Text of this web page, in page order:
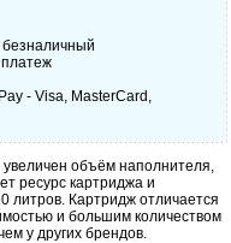
- Visa, MasterCard,
объём наполнителя,
ресурс картриджа и
литров. Картридж отличается
и большим количеством
у других брендов.